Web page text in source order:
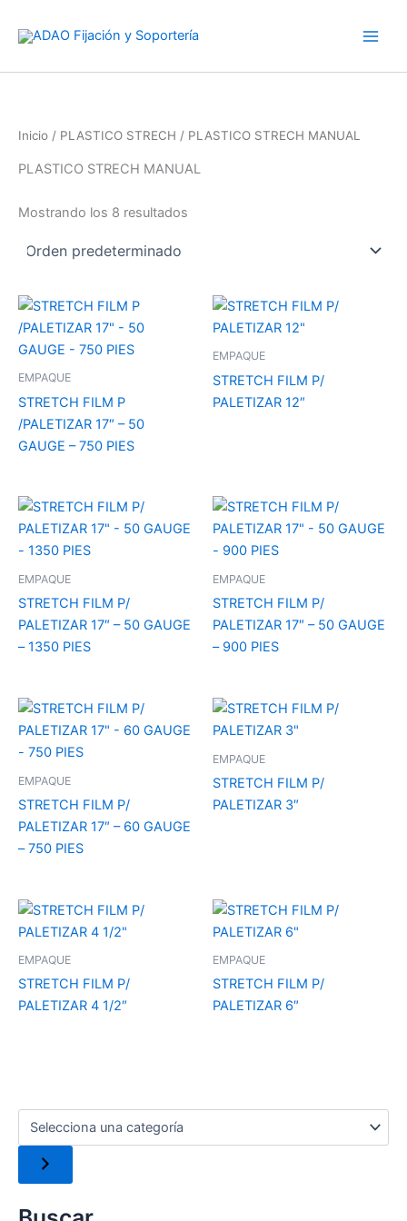
Inicio / PLASTICO STRECH / PLASTICO STRECH MANUAL
PLASTICO STRECH MANUAL
Mostrando los 8 resultados
EMPAQUE
STRETCH FILM P
/PALETIZAR 17″ – 50
GAUGE – 750 PIES
EMPAQUE
STRETCH FILM P/
PALETIZAR 12″
EMPAQUE
STRETCH FILM P/
PALETIZAR 17″ – 50 GAUGE
– 1350 PIES
EMPAQUE
STRETCH FILM P/
PALETIZAR 17″ – 50 GAUGE
– 900 PIES
EMPAQUE
STRETCH FILM P/
PALETIZAR 17″ – 60 GAUGE
– 750 PIES
EMPAQUE
STRETCH FILM P/
PALETIZAR 3″
EMPAQUE
STRETCH FILM P/
PALETIZAR 4 1/2″
EMPAQUE
STRETCH FILM P/
PALETIZAR 6″
e
l
o
a
n
e
o
r
í